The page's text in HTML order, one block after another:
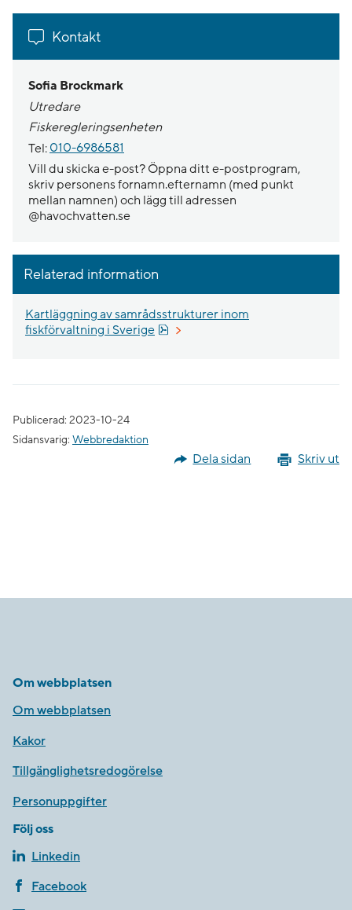
Kontakt
Sofia Brockmark
Utredare
Fiskeregleringsenheten
Tel: 010-6986581
Vill du skicka e-post? Öppna ditt e-postprogram,
skriv personens fornamn.efternamn (med punkt
mellan namnen) och lägg till adressen
@havochvatten.se
Relaterad information
Kartläggning av samrådsstrukturer inom
fiskförvaltning i Sverige
Pdf, 2.8 MB.
Publicerad: 2023-10-24
Sidansvarig: Webbredaktion
Skriv ut
Dela sidan
Om webbplatsen
Om webbplatsen
Kakor
Tillgänglighetsredogörelse
Personuppgifter
Följ oss
Linkedin
Facebook